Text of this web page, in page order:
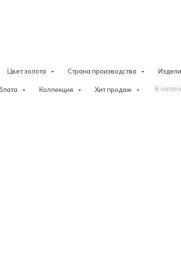
Цвет золота Страна производства
Коллекция Хит продаж В